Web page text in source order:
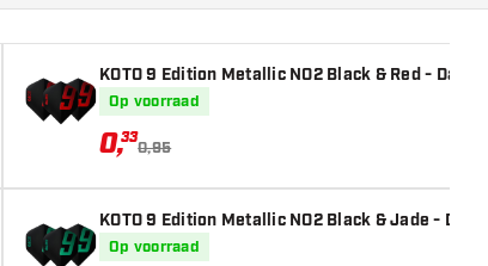
KOTO 9 Edition Metallic NO2 Black & Red - Dart
Op voorraad
0,33
0,95
KOTO 9 Edition Metallic NO2 Black & Jade - Dart
Op voorraad